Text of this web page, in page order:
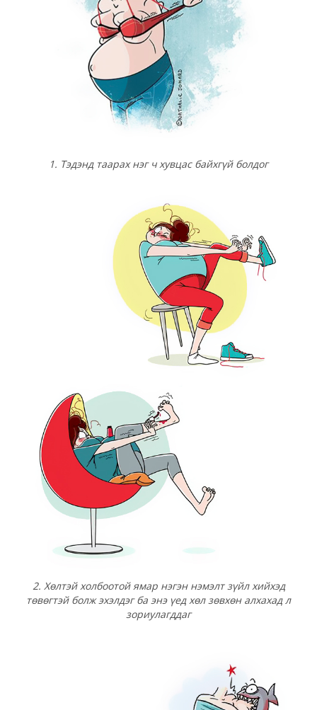
1. Тэдэнд таарах нэг ч хувцас байхгүй болдог
2. Хөлтэй холбоотой ямар нэгэн нэмэлт зүйл хийхэд
төвөгтэй болж эхэлдэг ба энэ үед хөл зөвхөн алхахад л
зориулагддаг